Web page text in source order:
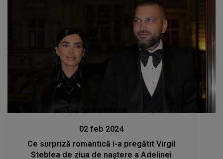
Stiri mondene
02 feb 2024
Ce surpriză romantică i-a pregătit Virgil
Steblea de ziua de naștere a Adelinei